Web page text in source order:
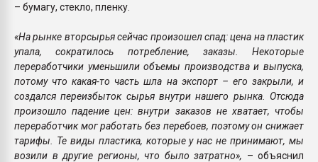
– бумагу, стекло, пленку.
«На рынке вторсырья сейчас произошел спад: цена на пластик
упала, сократилось потребление, заказы. Некоторые
переработчики уменьшили объемы производства и выпуска,
потому что какая-то часть шла на экспорт – его закрыли, и
создался переизбыток сырья внутри нашего рынка. Отсюда
произошло падение цен: внутри заказов не хватает, чтобы
переработчик мог работать без перебоев, поэтому он снижает
тарифы. Те виды пластика, которые у нас не принимают, мы
возили в другие регионы, что было затратно», – объяснил